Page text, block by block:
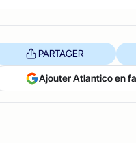
PARTAGER
Ajouter Atlantico en